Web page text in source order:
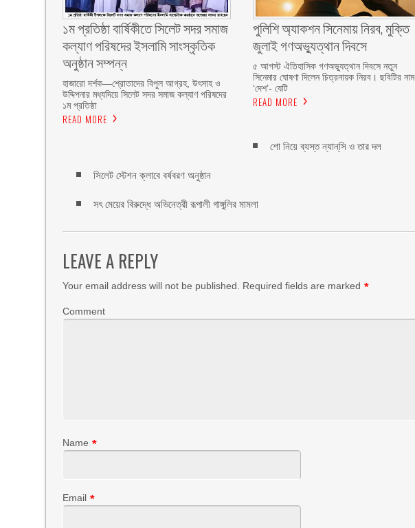
১ম প্রতিষ্ঠা বার্ষিকীতে সিলেট সদর সমাজ
কল্যাণ পরিষদের ইসলামি সাংস্কৃতিক
অনুষ্ঠান সম্পন্ন
‎হাজারো দর্শক—শ্রোতাদের বিপুল আগ্রহ, উৎসাহ ও
উদ্দিপনার মধ্যদিয়ে সিলেট সদর সমাজ কল্যাণ পরিষদের
১ম প্রতিষ্ঠা
READ MORE
পুলিশি অ্যাকশন সিনেমায় নিরব, মুক্তি
জুলাই গণঅভ্যুত্থান দিবসে
৫ আগস্ট ঐতিহাসিক গণঅভ্যুত্থান দিবসে নতুন
সিনেমার ঘোষণা দিলেন চিত্রনায়ক নিরব। ছবিটির নাম
‘দেশ’- যেটি
READ MORE
শো নিয়ে ব্যস্ত ন্যান্‌সি ও তার দল
সিলেট স্টেশন ক্লাবে বর্ষবরণ অনুষ্ঠান
সৎ মেয়ের বিরুদ্ধে অভিনেত্রী রূপালী গাঙ্গুলির মামলা
LEAVE A REPLY
Your email address will not be published. Required fields are marked *
Comment
Name *
Email *